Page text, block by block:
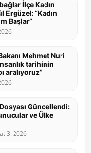
İlçe Kadın
Ergüzel: “Kadın
Başlar”
Mehmet Nuri
tarihinin
aralıyoruz”
Güncellendi:
ve Ülke
3, 2026